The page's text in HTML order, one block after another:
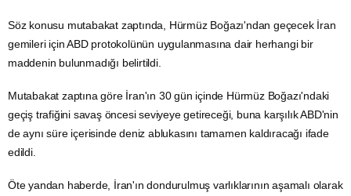
Söz konusu mutabakat zaptında, Hürmüz Boğazı'ndan geçecek İran
gemileri içinABDprotokolünün uygulanmasına dair herhangi bir
maddenin bulunmadığı belirtildi.
Mutabakat zaptına göre İran'ın 30 gün içinde Hürmüz Boğazı'ndaki
geçiş trafiğini savaşöncesi seviyeye getireceği, buna karşılık ABD'nin
de aynı süre içerisinde deniz ablukasını tamamen kaldıracağı ifade
edildi.
Öte yandan haberde, İran'ın dondurulmuş varlıklarının aşamalı olarak